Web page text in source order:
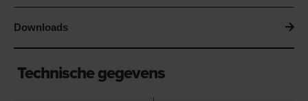
Downloads
Technische gegevens